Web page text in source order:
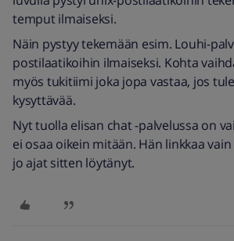
temput ilmaiseksi.
Näin pystyy tekemään esim. Louhi-
postilaatikoihin ilmaiseksi. Kohta
myös tukitiimi joka jopa vastaa, jos
kysyttävää.
Nyt tuolla elisan chat -palvelussa on
ei osaa oikein mitään. Hän linkkaa
jo ajat sitten löytänyt.